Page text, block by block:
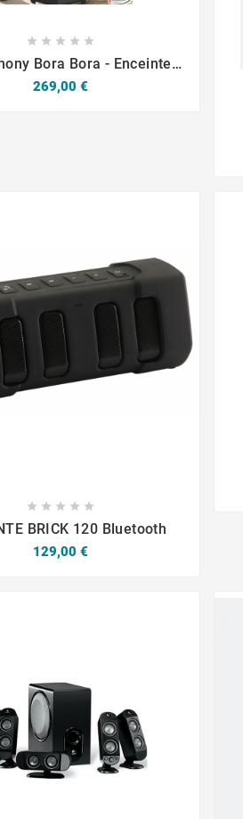
 
    
Bora Bora - Enceinte
360° Résistante Aux
Intempéries
Prix
269,00 €
 
    
BRICK 120 Bluetooth
Prix
129,00 €